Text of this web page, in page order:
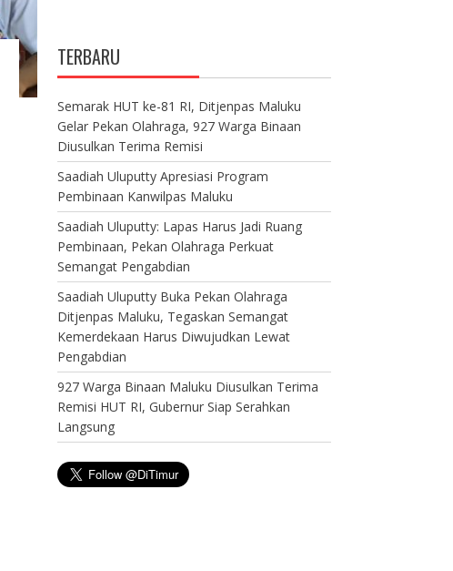
TERBARU
Semarak HUT ke-81 RI, Ditjenpas Maluku
Gelar Pekan Olahraga, 927 Warga Binaan
Diusulkan Terima Remisi
Saadiah Uluputty Apresiasi Program
Pembinaan Kanwilpas Maluku
Saadiah Uluputty: Lapas Harus Jadi Ruang
Pembinaan, Pekan Olahraga Perkuat
Semangat Pengabdian
Saadiah Uluputty Buka Pekan Olahraga
Ditjenpas Maluku, Tegaskan Semangat
Kemerdekaan Harus Diwujudkan Lewat
Pengabdian
927 Warga Binaan Maluku Diusulkan Terima
Remisi HUT RI, Gubernur Siap Serahkan
Langsung